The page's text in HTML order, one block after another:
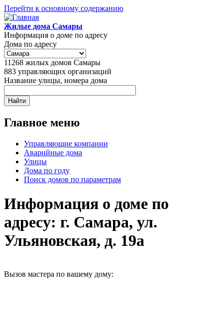
Перейти к основному содержанию
Жилые дома Самары
Информация о доме по адресу
Дома по адресу
11268 жилых домов Самары
883 управляющих организаций
Название улицы, номера дома
Главное меню
Управляющие компании
Аварийные дома
Улицы
Дома по году
Поиск домов по параметрам
Информация о доме по
адресу: г. Самара, ул.
Ульяновская, д. 19а
Вызов мастера по вашему дому: